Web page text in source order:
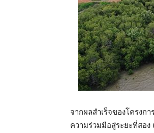
จากผลสำเร็จของโครงก
ความร่วมมือสู่ระยะที่สอ